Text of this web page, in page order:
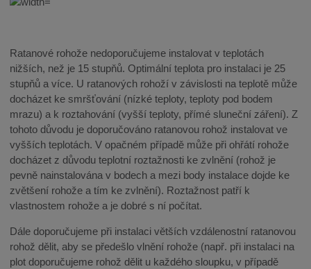
Ratanové rohože nedoporučujeme instalovat v teplotách
nižších, než je 15 stupňů. Optimální teplota pro instalaci je 25
stupňů a více. U ratanových rohoží v závislosti na teplotě může
docházet ke smršťování (nízké teploty, teploty pod bodem
mrazu) a k roztahování (vyšší teploty, přímé sluneční záření). Z
tohoto důvodu je doporučováno ratanovou rohož instalovat ve
vyšších teplotách. V opačném případě může při ohřátí rohože
docházet z důvodu teplotní roztažnosti ke zvlnění (rohož je
pevně nainstalována v bodech a mezi body instalace dojde ke
zvětšení rohože a tím ke zvlnění). Roztažnost patří k
vlastnostem rohože a je dobré s ní počítat.
Dále doporučujeme při instalaci větších vzdálenostní ratanovou
rohož dělit, aby se předešlo vlnění rohože (např. při instalaci na
plot doporučujeme rohož dělit u každého sloupku, v případě